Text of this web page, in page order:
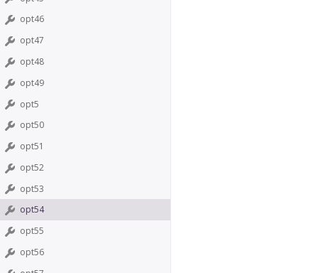
opt46
opt47
opt48
opt49
opt5
opt50
opt51
opt52
opt53
opt54
opt55
opt56